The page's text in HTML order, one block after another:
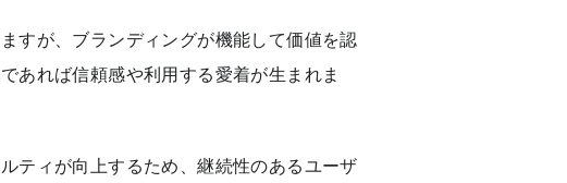
すが、ブランディングが機能して価値を認
あれば信頼感や利用する愛着が生まれま
ティが向上するため、継続性のあるユーザ